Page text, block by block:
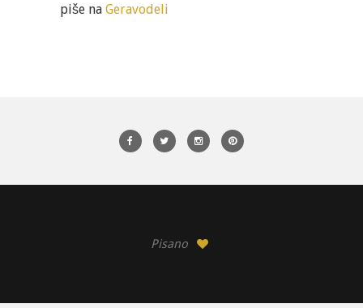
piše na Geravodeli
Pisano